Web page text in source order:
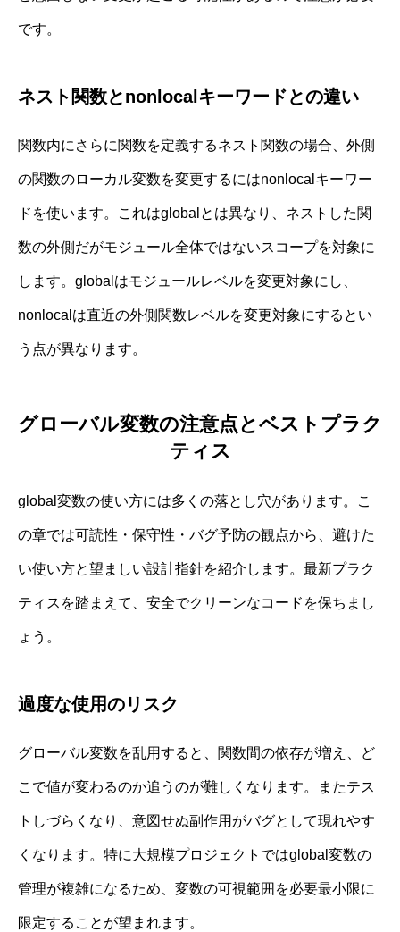
です。
ネスト関数とnonlocalキーワードとの違い
関数内にさらに関数を定義するネスト関数の場合、外側
の関数のローカル変数を変更するにはnonlocalキーワー
ドを使います。これはglobalとは異なり、ネストした関
数の外側だがモジュール全体ではないスコープを対象に
します。globalはモジュールレベルを変更対象にし、
nonlocalは直近の外側関数レベルを変更対象にするとい
う点が異なります。
グローバル変数の注意点とベストプラク
ティス
global変数の使い方には多くの落とし穴があります。こ
の章では可読性・保守性・バグ予防の観点から、避けた
い使い方と望ましい設計指針を紹介します。最新プラク
ティスを踏まえて、安全でクリーンなコードを保ちまし
ょう。
過度な使用のリスク
グローバル変数を乱用すると、関数間の依存が増え、ど
こで値が変わるのか追うのが難しくなります。またテス
トしづらくなり、意図せぬ副作用がバグとして現れやす
くなります。特に大規模プロジェクトではglobal変数の
管理が複雑になるため、変数の可視範囲を必要最小限に
限定することが望まれます。